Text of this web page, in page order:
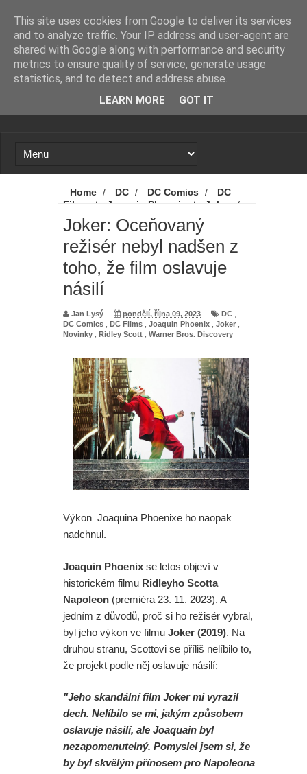
Loading...
Home / DC / DC Comics /
DC
Films
/ Joaquin Phoenix / Joker
/
Novinky
/ Ridley Scott
Bros. Discovery /
Joker: Oceňovaný
režisér nebyl nadšen z toho, že film oslavuje
násilí
Joker: Oceňovaný
režisér nebyl nadšen z
toho, že film oslavuje
násilí
Jan Lysý pondělí, října 09, 2023 DC
DC Comics
DC Films Joaquin Phoenix Joker
Novinky
Ridley Scott Warner Bros. Discovery
Výkon Joaquina Phoenixe ho naopak
nadchnul.
Joaquin Phoenix se letos objeví v
historickém filmu Ridleyho Scotta
Napoleon (premiéra 23. 11. 2023). A
jedním z důvodů, proč si ho režisér vybral,
byl jeho výkon ve filmu Joker (2019). Na
druhou stranu, Scottovi se příliš nelíbilo to,
že projekt podle něj oslavuje násilí:
"Jeho skandální film Joker mi vyrazil
dech. Nelíbilo se mi, jakým způsobem
oslavuje násilí, ale Joaquain byl
nezapomenutelný. Pomyslel jsem si, že
by byl skvělým přínosem pro Napoleona
This site uses cookies from Google to deliver its services
and to analyze traffic. Your IP address and user-agent are
shared with Google along with performance and security
metrics to ensure quality of service, generate usage
statistics, and to detect and address abuse.
LEARN MORE GOT IT